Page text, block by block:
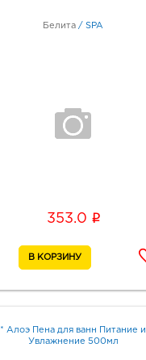
Белита / SPA
353.0 i
* Алоэ Пена для ванн Питание и
Увлажнение 500мл